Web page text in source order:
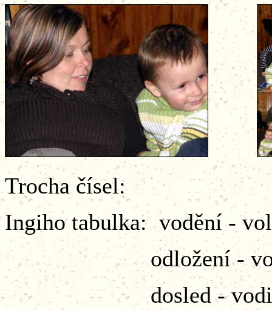
Trocha čísel:
Ingiho tabulka: vodění -
odložení - volně
dosled - vodič 4